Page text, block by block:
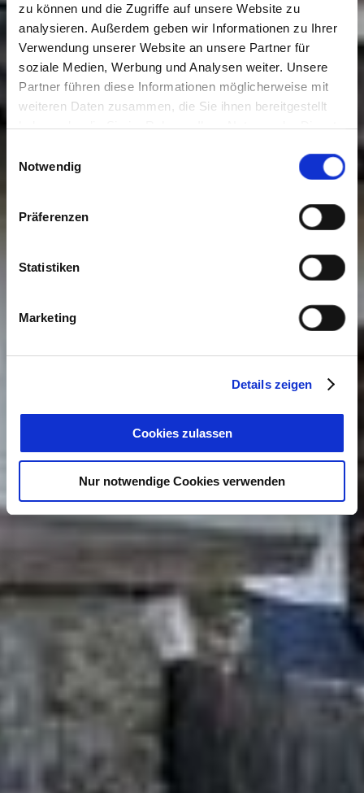
zu können und die Zugriffe auf unsere Website zu
analysieren. Außerdem geben wir Informationen zu Ihrer
Verwendung unserer Website an unsere Partner für
soziale Medien, Werbung und Analysen weiter. Unsere
Partner führen diese Informationen möglicherweise mit
weiteren Daten zusammen, die Sie ihnen bereitgestellt
haben oder die Sie im Rahmen Ihrer Nutzung der Dienste
Cookies, wenn Sie unsere Webseite weiterhin nutzen.
Notwendig
Präferenzen
Statistiken
Marketing
Details zeigen
Cookies zulassen
Nur notwendige Cookies verwenden